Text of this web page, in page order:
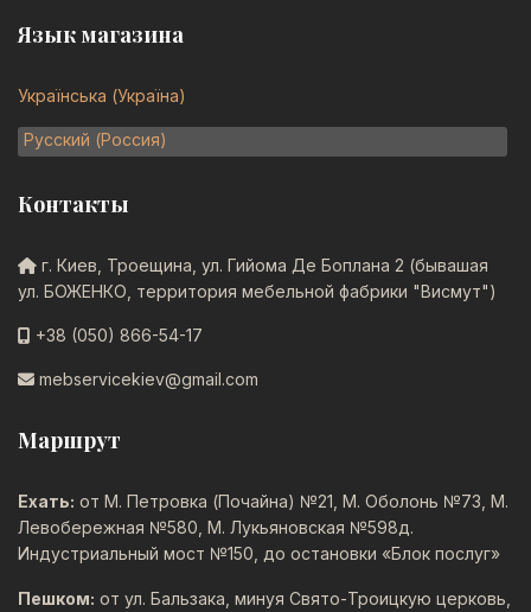
Язык магазина
Українська (Україна)
Русский (Россия)
Контакты
г. Киев, Троещина, ул. Гийома Де Боплана 2 (бывашая
ул. БОЖЕНКО, территория мебельной фабрики "Висмут")
+38 (050) 866-54-17
mebservicekiev@gmail.com
Маршрут
Ехать: от М. Петровка (Почайна) №21, М. Оболонь №73, М.
Левобережная №580, М. Лукьяновская №598д.
Индустриальный мост №150, до остановки «Блок послуг»
Пешком: от ул. Бальзака, минуя Свято-Троицкую церковь,